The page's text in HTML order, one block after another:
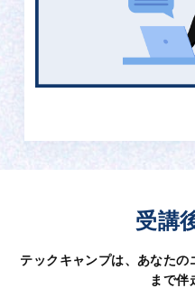
受講
テックキャンプは、あなた
まで伴